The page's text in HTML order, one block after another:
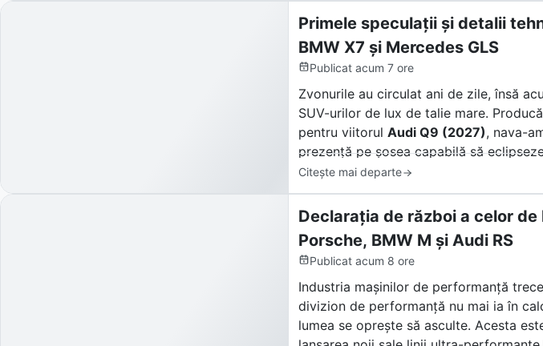
Primele speculații și detalii
BMW X7 și Mercedes GLS
Publicat acum 7 ore
Zvonurile au circulat ani de zile, însă
SUV-urilor de lux de talie mare.
pentru viitorul Audi Q9 (2027), nava-
prezență pe șosea capabilă să
Citește mai departe
Declarația de război a celor
Porsche, BMW M și Audi RS
Publicat acum 8 ore
Industria mașinilor de performanță
divizion de performanță nu mai ia în
lumea se oprește să asculte. Acesta